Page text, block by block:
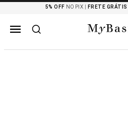
5% OFF NO PIX | FRETE GRÁTIS